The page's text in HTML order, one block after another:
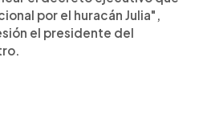
por el huracán Julia",
el presidente del